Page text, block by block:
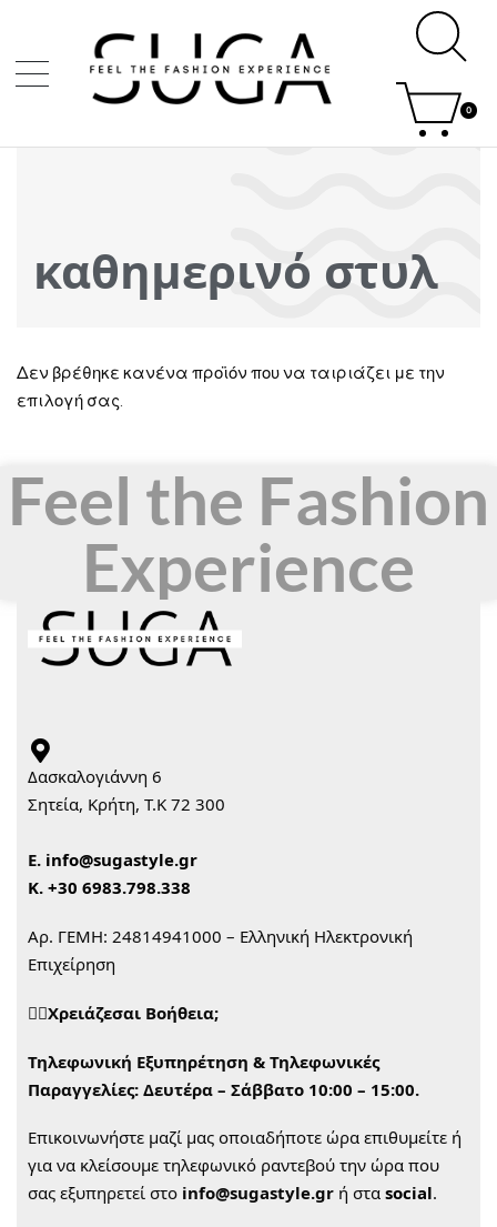
0
καθημερινό στυλ
Δεν βρέθηκε κανένα προϊόν που να ταιριάζει με την
επιλογή σας.
Feel the Fashion
Experience
Δασκαλογιάννη 6
Σητεία, Κρήτη, Τ.Κ 72 300
Ε. info@sugastyle.gr
Κ. +30 6983.798.338
Αρ. ΓΕΜΗ: 24814941000 – Ελληνική Ηλεκτρονική
Επιχείρηση
🙋‍♀️Χρειάζεσαι Βοήθεια;
Τηλεφωνική Εξυπηρέτηση & Τηλεφωνικές
Παραγγελίες: Δευτέρα – Σάββατο 10:00 – 15:00.
Επικοινωνήστε μαζί μας οποιαδήποτε ώρα επιθυμείτε ή
για να κλείσουμε τηλεφωνικό ραντεβού την ώρα που
σας εξυπηρετεί στο info@sugastyle.gr ή στα social.